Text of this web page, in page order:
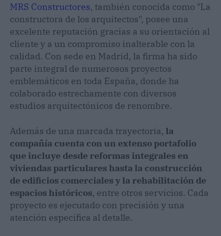
MRS Constructores, también conocida como "La
constructora de los arquitectos", posee una
excelente reputación gracias a su orientación al
cliente y a un compromiso inalterable con la
calidad. Con sede en Madrid, la firma ha sido
parte integral de numerosos proyectos
emblemáticos en toda España, donde ha
colaborado estrechamente con diversos
estudios arquitectónicos de renombre.
Además de una marcada trayectoria, la
compañía cuenta con un extenso portafolio
que incluye desde reformas integrales en
viviendas particulares hasta la construcción
de edificios comerciales y la rehabilitación de
espacios históricos, entre otros servicios. Cada
proyecto es ejecutado con precisión y una
atención específica al detalle.